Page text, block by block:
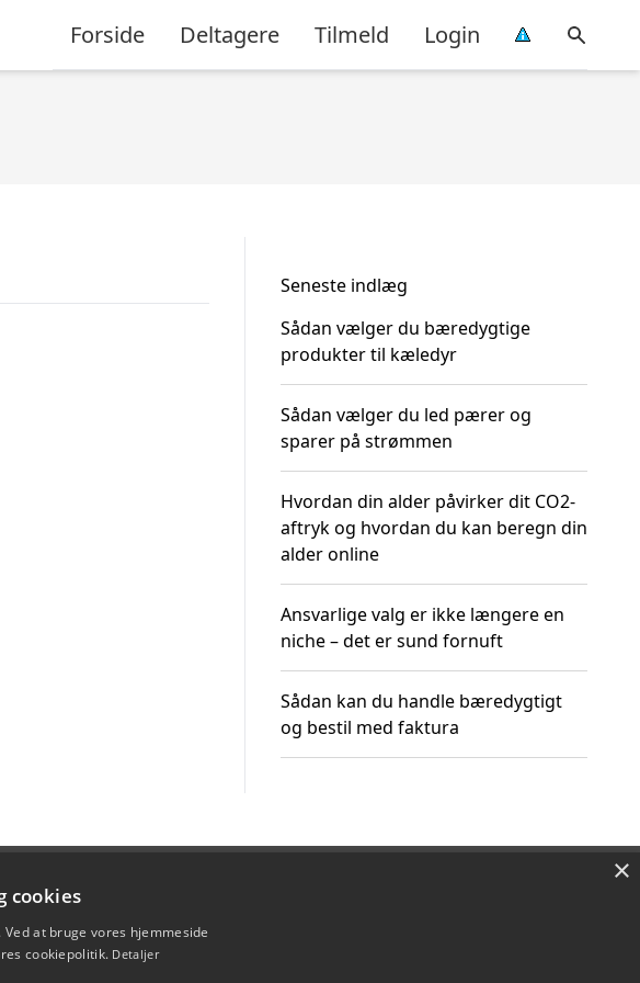
Forside Deltagere Tilmeld Login
Seneste indlæg
Sådan vælger du bæredygtige
produkter til kæledyr
Sådan vælger du led pærer og
sparer på strømmen
Hvordan din alder påvirker dit CO2-
aftryk og hvordan du kan beregn din
alder online
Ansvarlige valg er ikke længere en
niche – det er sund fornuft
Sådan kan du handle bæredygtigt
og bestil med faktura
×
cookies
at bruge vores hjemmeside
cookiepolitik. Detaljer